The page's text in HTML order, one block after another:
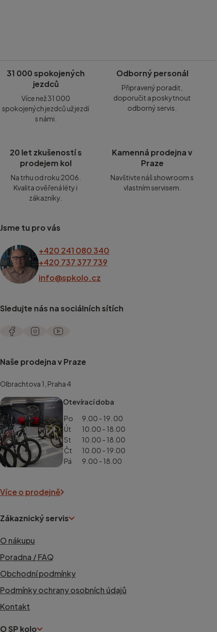
31 000 spokojených
jezdců
Více než 31 000
spokojených jezdců už jezdí
s námi.
Odborný personál
Připravený poradit,
doporučit a poskytnout
odborný servis.
20 let zkušeností s
prodejem kol
Na trhu od roku 2006.
Kvalita ověřená léty i
zákazníky.
Kamenná prodejna v
Praze
Navštivte náš showroom s
vlastním servisem.
Jsme tu pro vás
+420 241 080 340
+420 737 377 739
info@spkolo.cz
Sledujte nás na sociálních sítích
Naše prodejna v Praze
Olbrachtova 1, Praha 4
Otevírací doba
Po
9.00 - 19. 00
Út
10.00 - 18.00
St
10.00 - 18.00
Čt
10.00 - 19.00
Pá
9.00 - 18.00
Více o prodejně
Zákaznický servis
O nákupu
Poradna / FAQ
Obchodní podmínky
Podmínky ochrany osobních údajů
Kontakt
O SP kolo